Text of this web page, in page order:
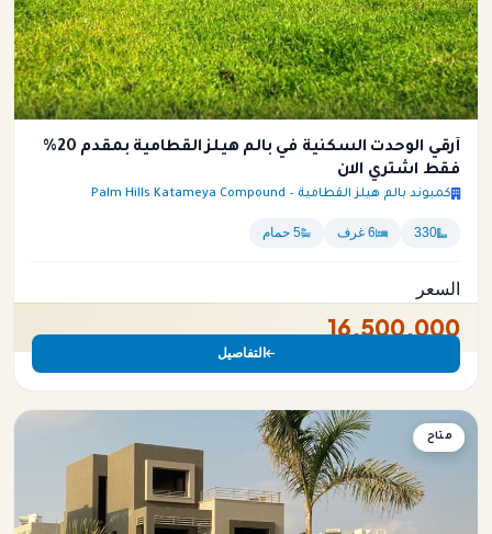
أرقي الوحدت السكنية في بالم هيلز القطامية بمقدم 20%
فقط اشتري الان
كمبوند بالم هيلز القطامية – Palm Hills Katameya Compound
330 6 غرف 5 حمام
السعر
16,500,000
التفاصيل
شقة
متاح